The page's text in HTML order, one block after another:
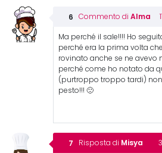
Commento di Alma
Ma perché il sale!!!! Ho
perché era la prima volta
rovinato anche se ne avevo
perché come ho notato da
(purtroppo troppo tardi) non
pesto!!! 🙁
Risposta di Misya